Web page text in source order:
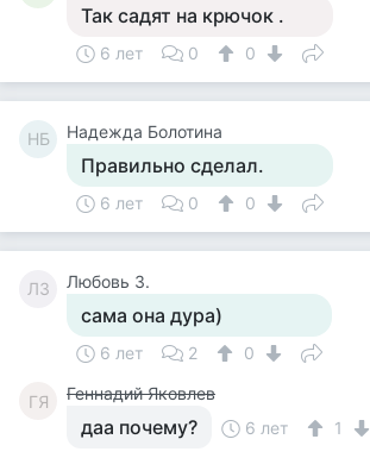
Так садят на крючок .
6 лет 0 0
НБ Надежда Болотина
Правильно сделал.
6 лет 0 0
ЛЗ Любовь З.
сама она дура)
6 лет 2 0
ГЯ Геннадий Яковлев
даа почему? 6 лет 1